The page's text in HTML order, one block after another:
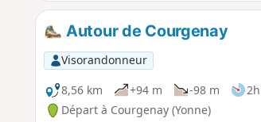
Autour de Courgenay
Visorandonneur
8,56 km
+94 m -98 m
Départ à Courgenay (Yonne)